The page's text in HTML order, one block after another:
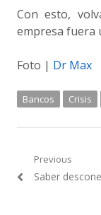
Con esto,
empresa fuera
Foto | Dr Max
Bancos Crisis
Navegación
de
Previous
Previous
Saber